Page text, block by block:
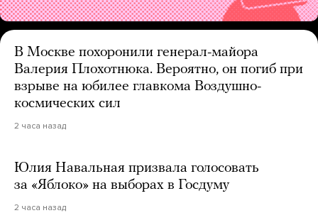
В Москве похоронили генерал-майора
Валерия Плохотнюка. Вероятно, он погиб при
взрыве на юбилее главкома Воздушно-
космических сил
2 часа назад
Юлия Навальная призвала голосовать
за «Яблоко» на выборах в Госдуму
2 часа назад